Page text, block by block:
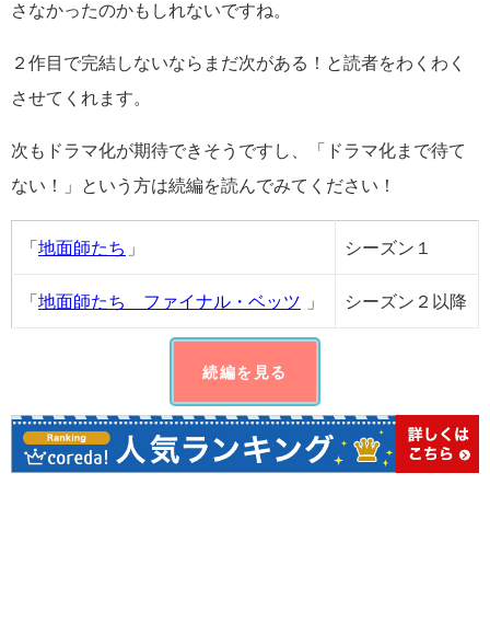
さなかったのかもしれないですね。
２作目で完結しないならまだ次がある！と読者をわくわく
させてくれます。
次もドラマ化が期待できそうですし、「ドラマ化まで待て
ない！」という方は続編を読んでみてください！
「 地面師たち 」 シーズン１
「 地面師たち ファイナル・ベッツ 」 シーズン２以降
続編を見る